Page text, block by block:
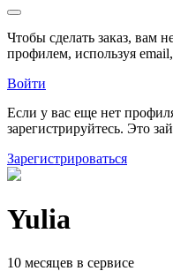
Чтобы сделать заказ, вам
профилем, используя
Войти
Если у вас еще нет
зарегистрируйтесь. Это
Зарегистрироваться
Yulia
10 месяцев в сервисе